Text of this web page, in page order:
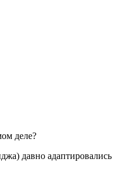
деле?
давно адаптировались